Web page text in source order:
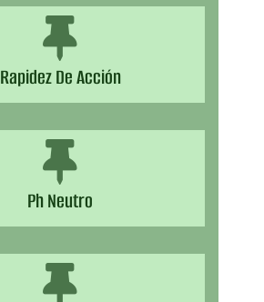
Rapidez De Acción​
Ph Neutro​